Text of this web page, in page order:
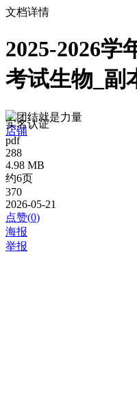
文档详情
2025-2026学
考试生物_副
团结就是力量
实名认证
店铺
pdf
288
4.98 MB
约6页
370
2026-05-21
点赞(0)
海报
举报